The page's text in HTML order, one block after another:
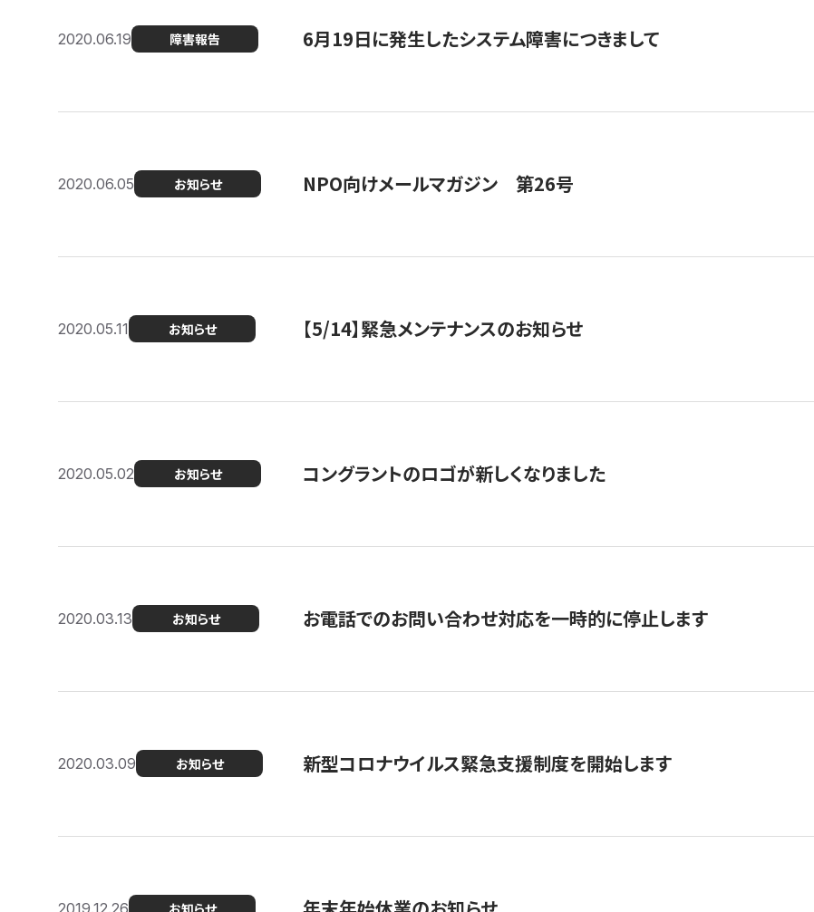
2020.06.19 障害報告 6月19日に発生したシステム障害につきまして
2020.06.05 お知らせ NPO向けメールマガジン 第26号
2020.05.11 お知らせ 【5/14】緊急メンテナンスのお知らせ
2020.05.02 お知らせ コングラントのロゴが新しくなりました
2020.03.13 お知らせ お電話でのお問い合わせ対応を一時的に停止します
2020.03.09 お知らせ 新型コロナウイルス緊急支援制度を開始します
2019.12.26 お知らせ